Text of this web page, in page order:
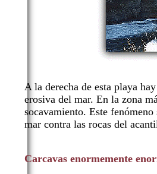
A la derecha de esta playa
erosiva del mar. En la zona
socavamiento. Este
mar contra las rocas del
Carcavas enormemente